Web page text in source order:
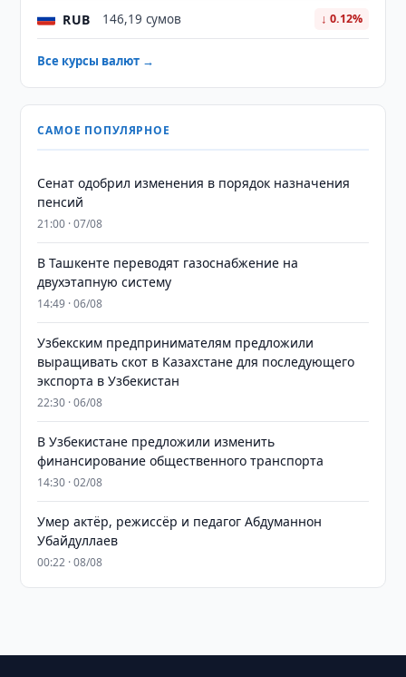
RUB 146,19 сумов ↓ 0.12%
Все курсы валют →
САМОЕ ПОПУЛЯРНОЕ
Сенат одобрил изменения в порядок назначения
пенсий
21:00 · 07/08
В Ташкенте переводят газоснабжение на
двухэтапную систему
14:49 · 06/08
Узбекским предпринимателям предложили
выращивать скот в Казахстане для последующего
экспорта в Узбекистан
22:30 · 06/08
В Узбекистане предложили изменить
финансирование общественного транспорта
14:30 · 02/08
Умер актёр, режиссёр и педагог Абдуманнон
Убайдуллаев
00:22 · 08/08